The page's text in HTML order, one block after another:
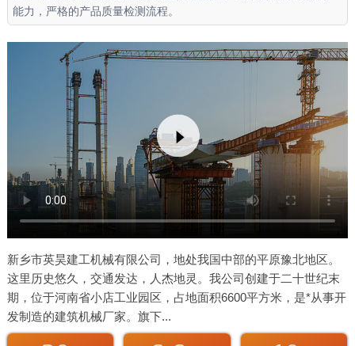
能力，严格的产品质量检测流程。
新乡市英昊建工机械有限公司，地处我国中部的平原豫北地区。
这里历史悠久，交通发达，人杰地灵。我公司创建于二十世纪末
期，位于河南省小店工业园区，占地面积6600平方米，是*从事开
发制造的建筑机械厂家。旗下...